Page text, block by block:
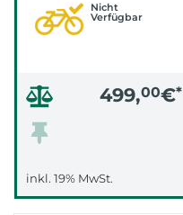
Nicht
Verfügbar
499,00€*
inkl. 19% MwSt.